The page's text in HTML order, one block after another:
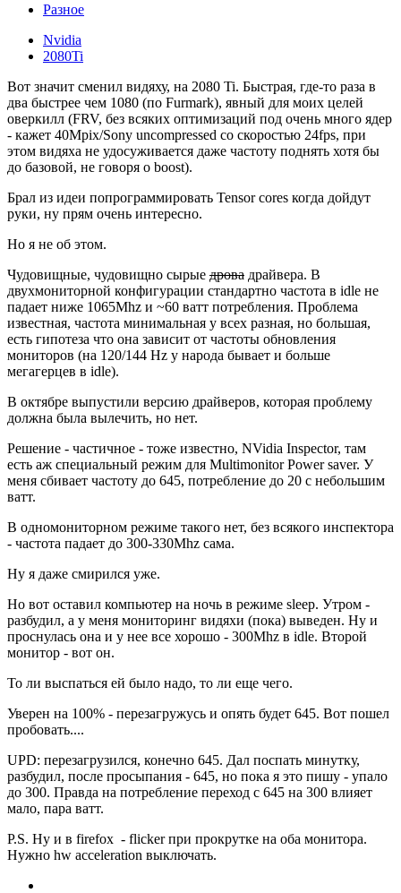
Разное
Nvidia
2080Ti
Вот значит сменил видяху, на 2080 Ti. Быстрая, где-то раза в
два быстрее чем 1080 (по Furmark), явный для моих целей
оверкилл (FRV, без всяких оптимизаций под очень много ядер
- кажет 40Mpix/Sony uncompressed со скоростью 24fps, при
этом видяха не удосуживается даже частоту поднять хотя бы
до базовой, не говоря о boost).
Брал из идеи попрограммировать Tensor cores когда дойдут
руки, ну прям очень интересно.
Но я не об этом.
Чудовищные, чудовищно сырые дрова драйвера. В
двухмониторной конфигурации стандартно частота в idle не
падает ниже 1065Mhz и ~60 ватт потребления. Проблема
известная, частота минимальная у всех разная, но большая,
есть гипотеза что она зависит от частоты обновления
мониторов (на 120/144 Hz у народа бывает и больше
мегагерцев в idle).
В октябре выпустили версию драйверов, которая проблему
должна была вылечить, но нет.
Решение - частичное - тоже известно, NVidia Inspector, там
есть аж специальный режим для Multimonitor Power saver. У
меня сбивает частоту до 645, потребление до 20 с небольшим
ватт.
В одномониторном режиме такого нет, без всякого инспектора
- частота падает до 300-330Mhz сама.
Ну я даже смирился уже.
Но вот оставил компьютер на ночь в режиме sleep. Утром -
разбудил, а у меня мониторинг видяхи (пока) выведен. Ну и
проснулась она и у нее все хорошо - 300Mhz в idle. Второй
монитор - вот он.
То ли выспаться ей было надо, то ли еще чего.
Уверен на 100% - перезагружусь и опять будет 645. Вот пошел
пробовать....
UPD: перезагрузился, конечно 645. Дал поспать минутку,
разбудил, после просыпания - 645, но пока я это пишу - упало
до 300. Правда на потребление переход с 645 на 300 влияет
мало, пара ватт.
P.S. Ну и в firefox - flicker при прокрутке на оба монитора.
Нужно hw acceleration выключать.